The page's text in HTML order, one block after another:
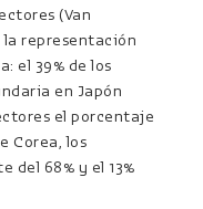
(Van
la representación
el 39% de los
en Japón
el porcentaje
Corea, los
del 68% y el 13%